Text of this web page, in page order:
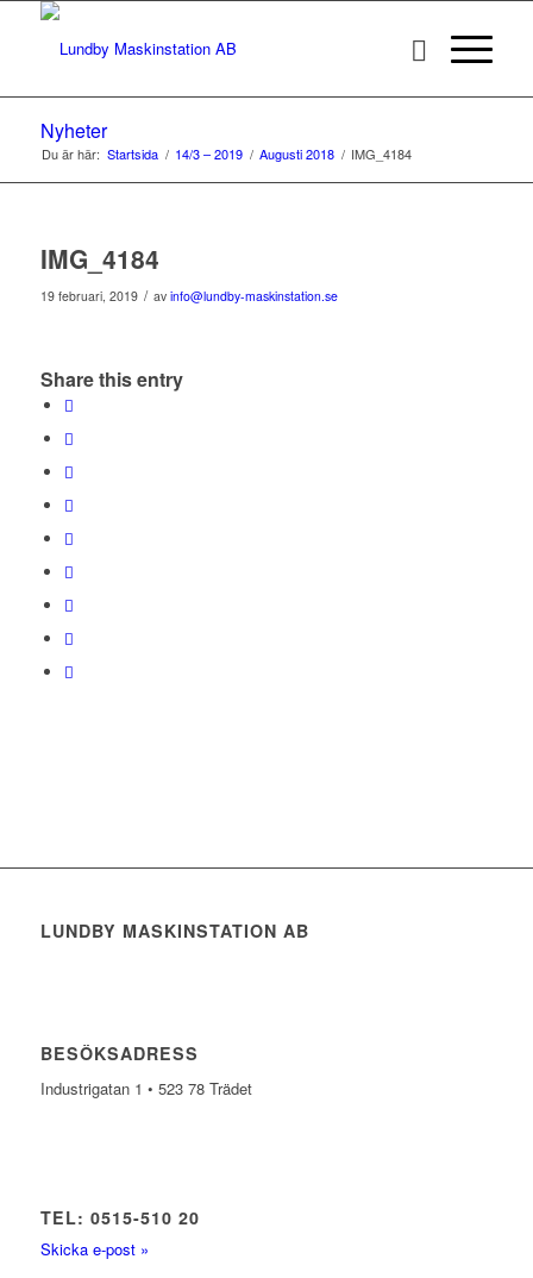
Nyheter
Du är här: Startsida / 14/3 – 2019 / Augusti 2018 / IMG_4184
IMG_4184
19 februari, 2019 / av info@lundby-maskinstation.se
Share this entry
LUNDBY MASKINSTATION AB
BESÖKSADRESS
Industrigatan 1 • 523 78 Trädet
TEL: 0515-510 20
Skicka e-post »